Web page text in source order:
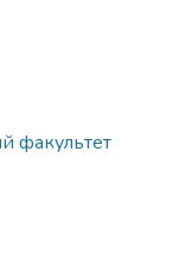
факультет